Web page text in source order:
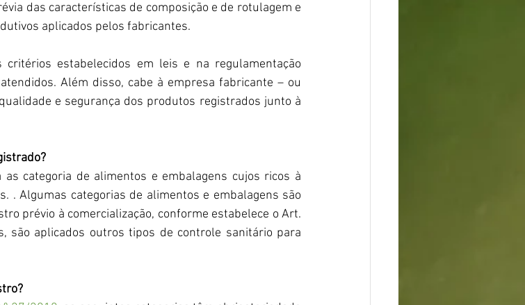
das características de composição e de rotulagem e
aplicados pelos fabricantes.
estabelecidos em leis e na regulamentação
Além disso, cabe à empresa fabricante – ou
e segurança dos produtos registrados junto à
categoria de alimentos e embalagens cujos ricos à
. Algumas categorias de alimentos e embalagens são
prévio à comercialização, conforme estabelece o Art.
são aplicados outros tipos de controle sanitário para